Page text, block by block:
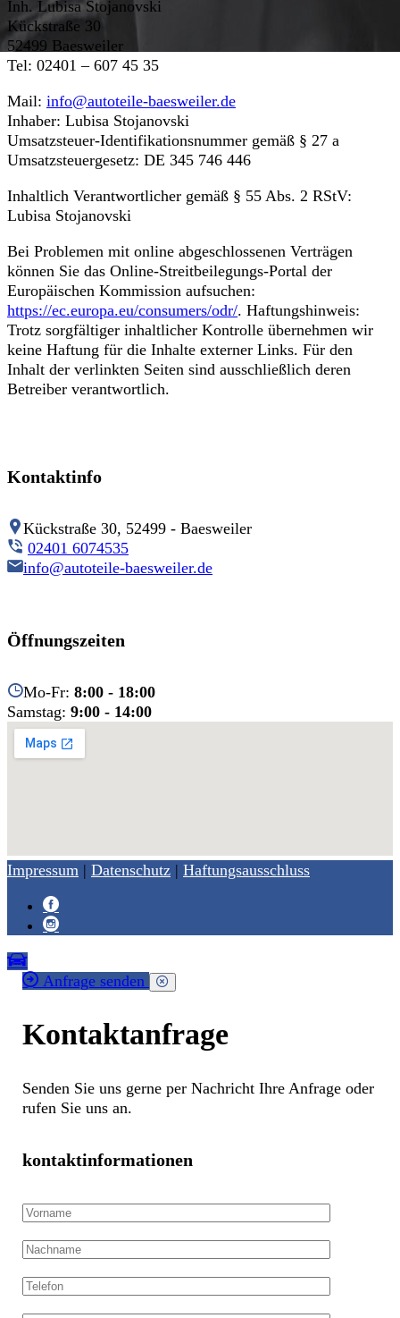
Inh. Lubisa Stojanovski
Kückstraße 30
52499 Baesweiler
Tel: 02401 – 607 45 35
Mail: info@autoteile-baesweiler.de
Inhaber: Lubisa Stojanovski
Umsatzsteuer-Identifikationsnummer gemäß § 27 a
Umsatzsteuergesetz: DE 345 746 446
Inhaltlich Verantwortlicher gemäß § 55 Abs. 2 RStV:
Lubisa Stojanovski
Bei Problemen mit online abgeschlossenen Verträgen
können Sie das Online-Streitbeilegungs-Portal der
Europäischen Kommission aufsuchen:
https://ec.europa.eu/consumers/odr/. Haftungshinweis:
Trotz sorgfältiger inhaltlicher Kontrolle übernehmen wir
keine Haftung für die Inhalte externer Links. Für den
Inhalt der verlinkten Seiten sind ausschließlich deren
Betreiber verantwortlich.
Kontaktinfo
Kückstraße 30, 52499 - Baesweiler
02401 6074535
info@autoteile-baesweiler.de
Öffnungszeiten
Mo-Fr: 8:00 - 18:00
Samstag: 9:00 - 14:00
Impressum | Datenschutz | Haftungsausschluss
Anfrage senden
Kontaktanfrage
Senden Sie uns gerne per Nachricht Ihre Anfrage oder
rufen Sie uns an.
kontaktinformationen